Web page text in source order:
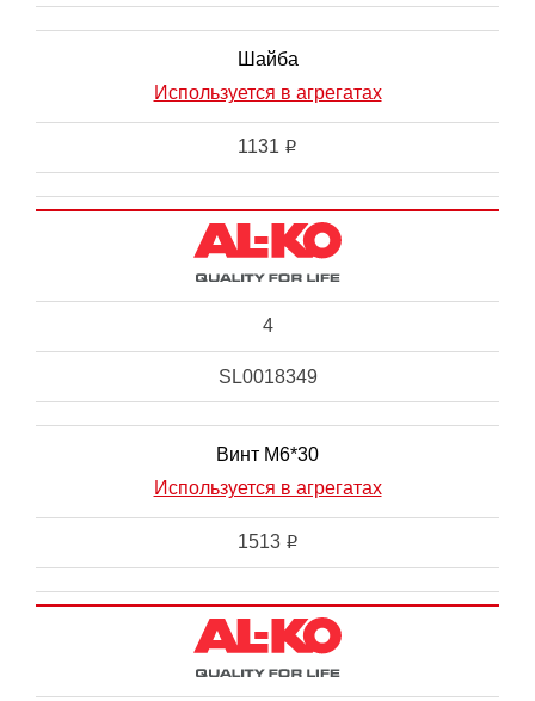
Шайба
Используется в агрегатах
1131 i
4
SL0018349
Винт М6*30
Используется в агрегатах
1513 i